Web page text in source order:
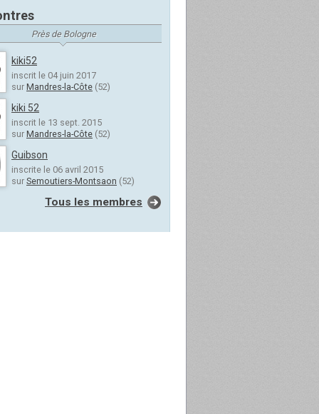
Près de Bologne
kiki52
inscrit le 04 juin 2017
sur Mandres-la-Côte (52)
kiki 52
inscrit le 13 sept. 2015
sur Mandres-la-Côte (52)
Guibson
inscrite le 06 avril 2015
sur Semoutiers-Montsaon (52)
Tous les membres